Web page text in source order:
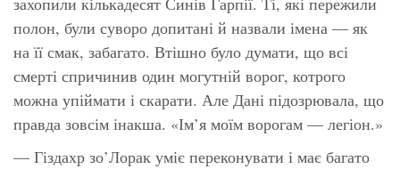
полон, були суворо допитані й назвали імена — як
на її смак, забагато. Втішно було думати, що всі
смерті спричинив один могутній ворог, котрого
можна упіймати і скарати. Але Дані підозрювала, що
правда зовсім інакша. «Ім’я моїм ворогам — легіон.»
— Гіздахр зо’Лорак уміє переконувати і має багато